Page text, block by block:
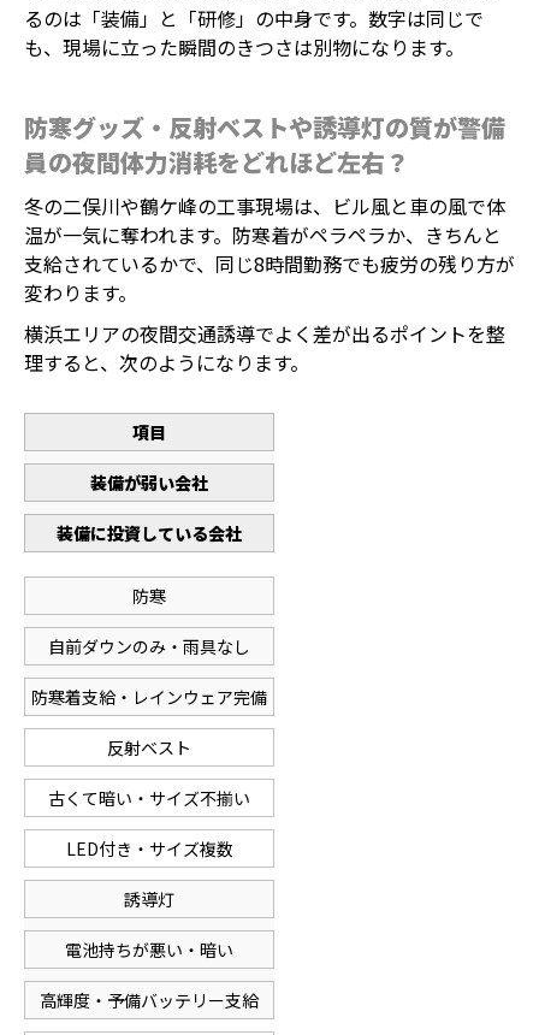
るのは「装備」と「研修」の中身です。数字は同じで
も、現場に立った瞬間のきつさは別物になります。
防寒グッズ・反射ベストや誘導灯の質が警備
員の夜間体力消耗をどれほど左右？
冬の二俣川や鶴ケ峰の工事現場は、ビル風と車の風で体
温が一気に奪われます。防寒着がペラペラか、きちんと
支給されているかで、同じ8時間勤務でも疲労の残り方が
変わります。
横浜エリアの夜間交通誘導でよく差が出るポイントを整
理すると、次のようになります。
項目
装備が弱い会社
装備に投資している会社
防寒
自前ダウンのみ・雨具なし
防寒着支給・レインウェア完備
反射ベスト
古くて暗い・サイズ不揃い
LED付き・サイズ複数
誘導灯
電池持ちが悪い・暗い
高輝度・予備バッテリー支給